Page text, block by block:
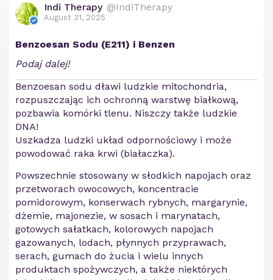
Indi Therapy @IndiTherapy
August 31, 2025
Benzoesan Sodu (E211) i Benzen
Podaj dalej!
Benzoesan sodu dławi ludzkie mitochondria,
rozpuszczając ich ochronną warstwę białkową,
pozbawia komórki tlenu. Niszczy także ludzkie
DNA!
Uszkadza ludzki układ odpornościowy i może
powodować raka krwi (białaczka).
Powszechnie stosowany w słodkich napojach oraz
przetworach owocowych, koncentracie
pomidorowym, konserwach rybnych, margarynie,
dżemie, majonezie, w sosach i marynatach,
gotowych sałatkach, kolorowych napojach
gazowanych, lodach, płynnych przyprawach,
serach, gumach do żucia i wielu innych
produktach spożywczych, a także niektórych